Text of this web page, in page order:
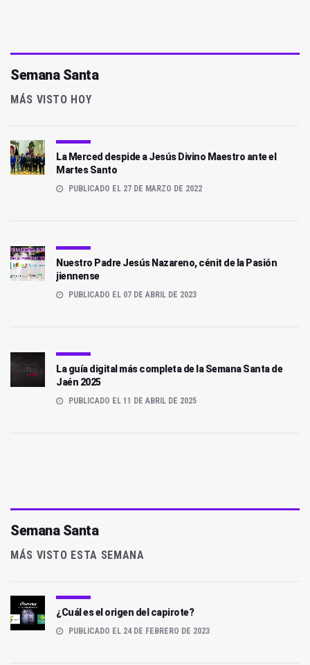
Semana Santa
MÁS VISTO HOY
La Merced despide a Jesús Divino Maestro ante el
Martes Santo
PUBLICADO EL 27 DE MARZO DE 2022
Nuestro Padre Jesús Nazareno, cénit de la Pasión
jiennense
PUBLICADO EL 07 DE ABRIL DE 2023
La guía digital más completa de la Semana Santa de
Jaén 2025
PUBLICADO EL 11 DE ABRIL DE 2025
Semana Santa
MÁS VISTO ESTA SEMANA
¿Cuál es el origen del capirote?
PUBLICADO EL 24 DE FEBRERO DE 2023